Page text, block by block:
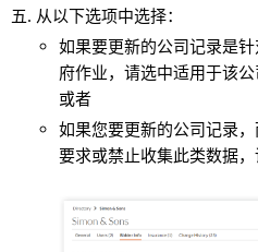
从以下选项中选择：
如果要更新的公司记录是
府作业，请选中适用于该公
或者
如果您要更新的公司记录
要求或禁止收集此类数据，